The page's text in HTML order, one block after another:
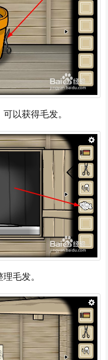
以获得毛发。
毛发。